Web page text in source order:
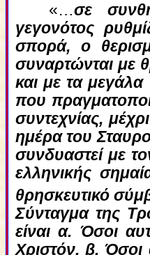
«…σε
γεγονότος
σπορά, ο
συναρτώνται με
και με τα μεγάλα
που
συντεχνίας,
ημέρα του
συνδυαστεί με
ελληνικής
θρησκευτικό
Σύνταγμα της
είναι α. Όσοι
Χριστόν. β. Όσοι